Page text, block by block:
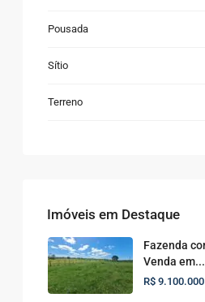
Pousada
Sítio
Terreno
Imóveis em Destaque
Fazenda
Venda em...
R$ 9.100.000